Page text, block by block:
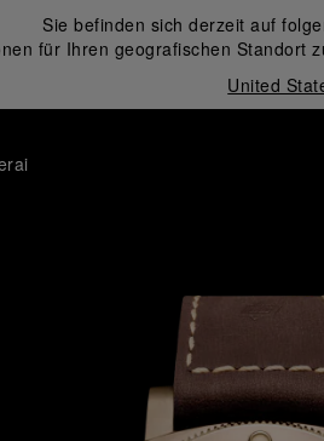
Sie befinden sich derzeit auf
für Ihren geografischen Standort
United